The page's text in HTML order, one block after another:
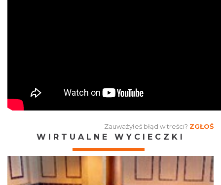
Zauważyłeś błąd w treści? ZGŁOŚ
WIRTUALNE WYCIECZKI